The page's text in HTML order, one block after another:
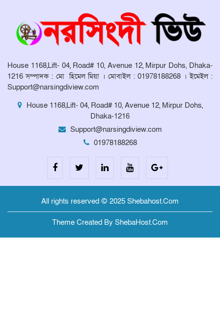
মনোহরদীতে উপজেলা দুর্যোগ ব্যবস্থাপনা
কমিটির সভা অনুষ্ঠিত
House 1168,Lift- 04, Road# 10, Avenue 12, Mirpur Dohs, Dhaka-
1216 সম্পাদক : মো হিমেল মিয়া । মোবাইল : 01978188268 । ইমেইল :
Support@narsingdiview.com
House 1168,Lift- 04, Road# 10, Avenue 12, Mirpur Dohs,
Dhaka-1216
Support@narsingdiview.com
01978188268
All rights reserved © 2025 Shebahost.Com
Theme Created By ShebaHost.Com